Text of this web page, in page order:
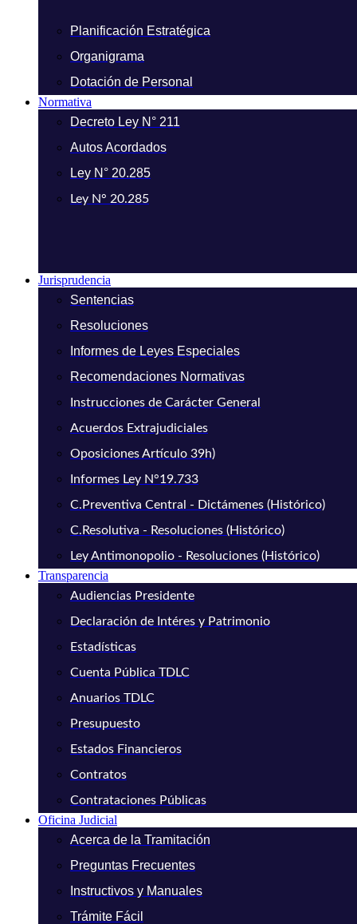
Planificación Estratégica
Organigrama
Dotación de Personal
Normativa
Decreto Ley N° 211
Autos Acordados
Ley N° 20.285
Ley N° 20.285
Jurisprudencia
Sentencias
Resoluciones
Informes de Leyes Especiales
Recomendaciones Normativas
Instrucciones de Carácter General
Acuerdos Extrajudiciales
Oposiciones Artículo 39h)
Informes Ley N°19.733
C.Preventiva Central - Dictámenes (Histórico)
C.Resolutiva - Resoluciones (Histórico)
Ley Antimonopolio - Resoluciones (Histórico)
Transparencia
Audiencias Presidente
Declaración de Intéres y Patrimonio
Estadísticas
Cuenta Pública TDLC
Anuarios TDLC
Presupuesto
Estados Financieros
Contratos
Contrataciones Públicas
Oficina Judicial
Acerca de la Tramitación
Preguntas Frecuentes
Instructivos y Manuales
Trámite Fácil